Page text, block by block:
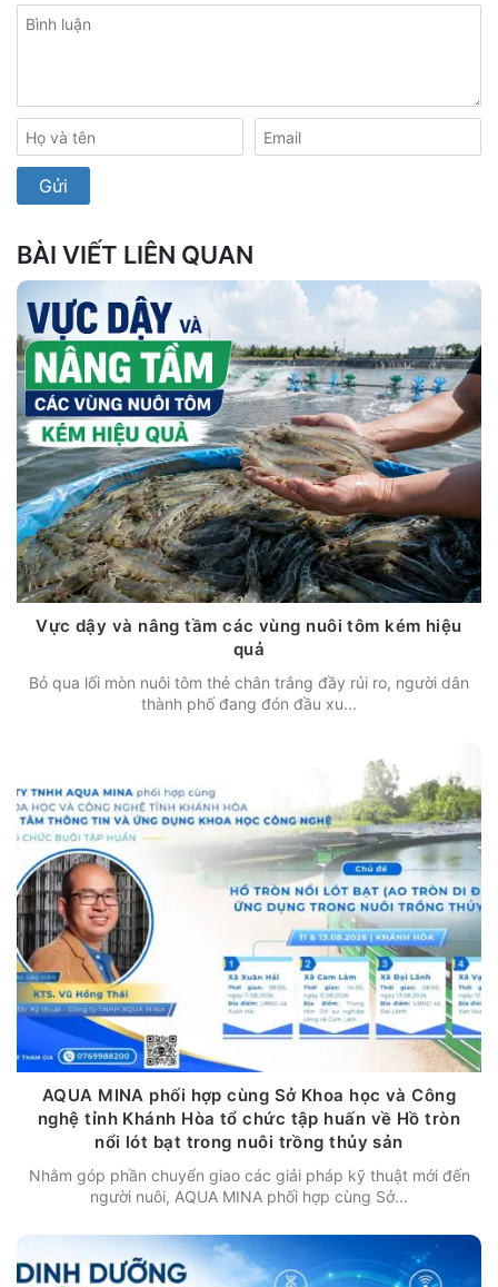
BÀI VIẾT LIÊN QUAN
Vực dậy và nâng tầm các vùng nuôi tôm kém hiệu
quả
Bỏ qua lối mòn nuôi tôm thẻ chân trắng đầy rủi ro, người dân
thành phố đang đón đầu xu...
AQUA MINA phối hợp cùng Sở Khoa học và Công
nghệ tỉnh Khánh Hòa tổ chức tập huấn về Hồ tròn
nổi lót bạt trong nuôi trồng thủy sản
Nhằm góp phần chuyển giao các giải pháp kỹ thuật mới đến
người nuôi, AQUA MINA phối hợp cùng Sở...